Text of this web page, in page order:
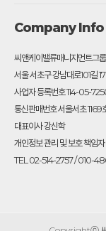
Company Info
씨앤케이밸류매니지먼트그룹
서울 서초구 강남대로101길
사업자 등록번호 114-05-
통신판매번호 서울서초 1169
대표이사 강신학
개인정보 관리 및 보호 책
TEL 02-514-2757 / 010-